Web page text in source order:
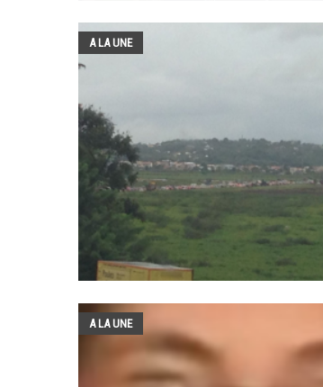
A LA UNE
A LA UNE